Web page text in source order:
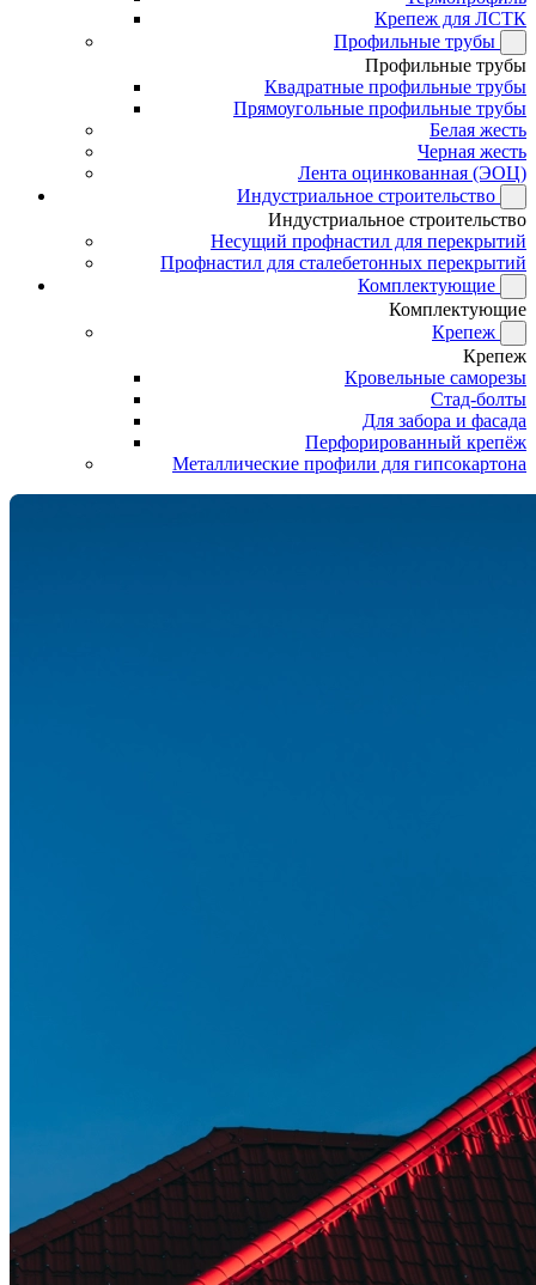
Крепеж для ЛСТК
Профильные трубы
Профильные трубы
Квадратные профильные трубы
Прямоугольные профильные трубы
Белая жесть
Черная жесть
Лента оцинкованная (ЭОЦ)
Индустриальное строительство
Индустриальное строительство
Несущий профнастил для перекрытий
Профнастил для сталебетонных перекрытий
Комплектующие
Комплектующие
Крепеж
Крепеж
Кровельные саморезы
Стад-болты
Для забора и фасада
Перфорированный крепёж
Металлические профили для гипсокартона